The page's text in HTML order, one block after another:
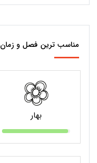
مناسب ترین فصل و زمان
بهار